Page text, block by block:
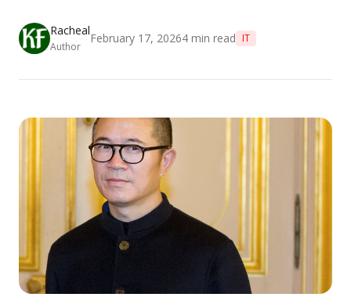
Racheal
Author
February 17, 20264 min read IT